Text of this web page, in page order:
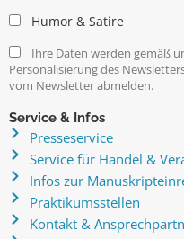
Humor & Satire
Ihre Daten werden gemäß
Personalisierung des
vom Newsletter abmelden.
Service & Infos
Presseservice
Service für Handel &
Infos zur
Praktikumsstellen
Kontakt &